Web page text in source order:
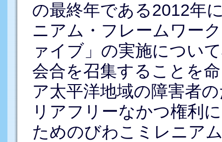
の最終年である2012年
ニアム・フレームワー
ァイブ」の実施につい
会合を召集することを
ア太平洋地域の障害者
リアフリーなかつ権利
ためのびわこミレニア